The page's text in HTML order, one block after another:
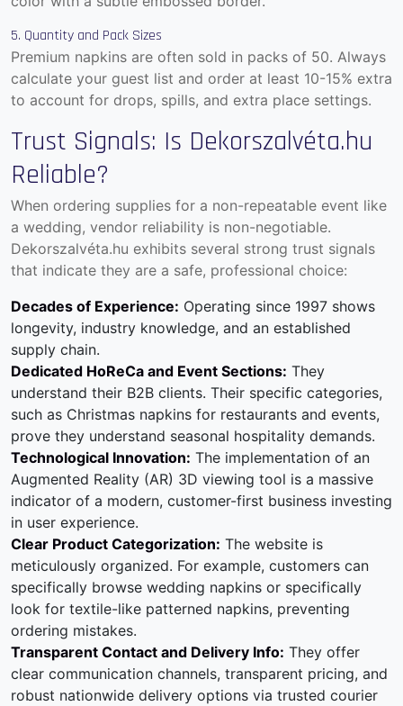
5. Quantity and Pack Sizes
Premium napkins are often sold in packs of 50. Always
calculate your guest list and order at least 10-15% extra
to account for drops, spills, and extra place settings.
Trust Signals: Is Dekorszalvéta.hu
Reliable?
When ordering supplies for a non-repeatable event like
a wedding, vendor reliability is non-negotiable.
Dekorszalvéta.hu exhibits several strong trust signals
that indicate they are a safe, professional choice:
Decades of Experience: Operating since 1997 shows
longevity, industry knowledge, and an established
supply chain.
Dedicated HoReCa and Event Sections: They
understand their B2B clients. Their specific categories,
such as Christmas napkins for restaurants and events,
prove they understand seasonal hospitality demands.
Technological Innovation: The implementation of an
Augmented Reality (AR) 3D viewing tool is a massive
indicator of a modern, customer-first business investing
in user experience.
Clear Product Categorization: The website is
meticulously organized. For example, customers can
specifically browse wedding napkins or specifically
look for textile-like patterned napkins, preventing
ordering mistakes.
Transparent Contact and Delivery Info: They offer
clear communication channels, transparent pricing, and
robust nationwide delivery options via trusted courier